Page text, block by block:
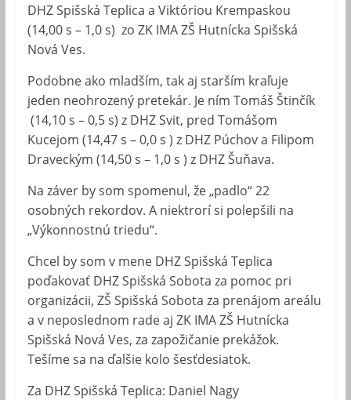
DHZ Spišská Teplica a Viktóriou Krempaskou
(14,00 s – 1,0 s) zo ZK IMA ZŠ Hutnícka Spišská
Nová Ves.
Podobne ako mladším, tak aj starším kraľuje
jeden neohrozený pretekár. Je ním Tomáš Štinčík
(14,10 s – 0,5 s) z DHZ Svit, pred Tomášom
Kucejom (14,47 s – 0,0 s ) z DHZ Púchov a Filipom
Draveckým (14,50 s – 1,0 s ) z DHZ Šuňava.
Na záver by som spomenul, že „padlo“ 22
osobných rekordov. A niektrorí si polepšili na
„Výkonnostnú triedu“.
Chcel by som v mene DHZ Spišská Teplica
poďakovať DHZ Spišská Sobota za pomoc pri
organizácii, ZŠ Spišská Sobota za prenájom areálu
a v neposlednom rade aj ZK IMA ZŠ Hutnícka
Spišská Nová Ves, za zapožičanie prekážok.
Tešíme sa na ďalšie kolo šesťdesiatok.
Za DHZ Spišská Teplica: Daniel Nagy